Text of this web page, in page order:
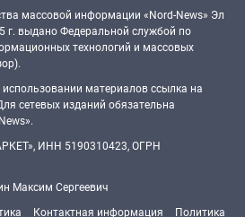
массовой информации «Nord-News» Эл
выдано Федеральной службой по
технологий и массовых
материалов ссылка на
сетевых изданий обязательна
ИНН 5190310423, ОГРН
Максим Сергеевич
Контактная информация Политика